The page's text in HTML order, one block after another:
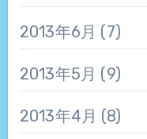
2013年6月 (7)
2013年5月 (9)
2013年4月 (8)